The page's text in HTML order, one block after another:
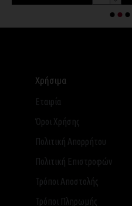
Χρήσιμα
Εταιρία
Όροι Χρήσης
Πολιτική Απορρήτου
Πολιτική Επιστροφών
Τρόποι Αποστολής
Τρόποι Πληρωμής